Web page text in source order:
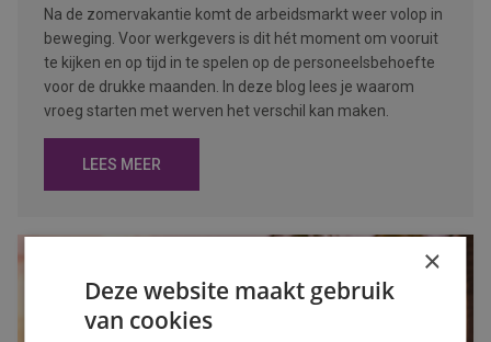
Na de zomervakantie komt de arbeidsmarkt weer volop in
beweging. Voor werkgevers is dit hét moment om vooruit
te kijken en op tijd in te spelen op de personeelsbehoefte
voor de drukke maanden. In deze blog lees je waarom
vroeg starten met werven het verschil kan maken.
LEES MEER
×
Deze website maakt gebruik
van cookies